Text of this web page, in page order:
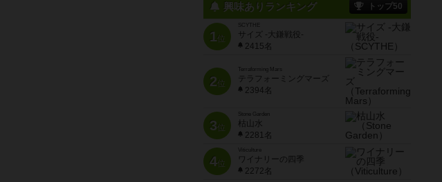
興味ありランキング トップ50
1位
SCYTHE
サイズ -大鎌戦役-
2415名
2位
Terraforming Mars
テラフォーミングマーズ
2394名
3位
Stone Garden
枯山水
2281名
4位
Viticulture
ワイナリーの四季
2272名